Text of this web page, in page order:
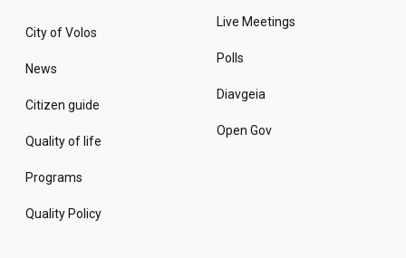
City of Volos
News
Citizen guide
Quality of life
Programs
Quality Policy
Live Meetings
Polls
Diavgeia
Open Gov